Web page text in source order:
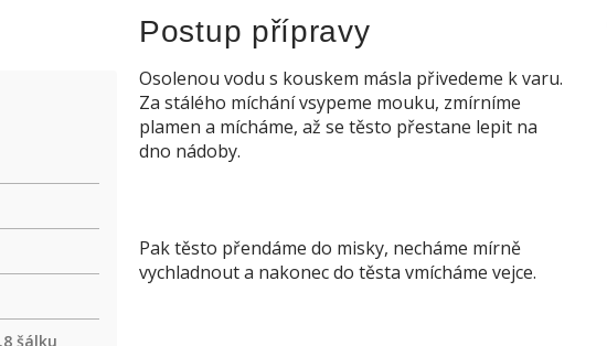
šálku
Postup přípravy
Osolenou vodu s kouskem másla přivedeme k varu.
Za stálého míchání vsypeme mouku, zmírníme
plamen a mícháme, až se těsto přestane lepit na
dno nádoby.
Pak těsto přendáme do misky, necháme mírně
vychladnout a nakonec do těsta vmícháme vejce.